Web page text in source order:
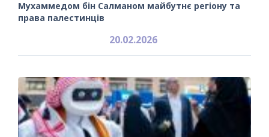
Мухаммедом бін Салманом майбутнє регіону та
права палестинців
20.02.2026